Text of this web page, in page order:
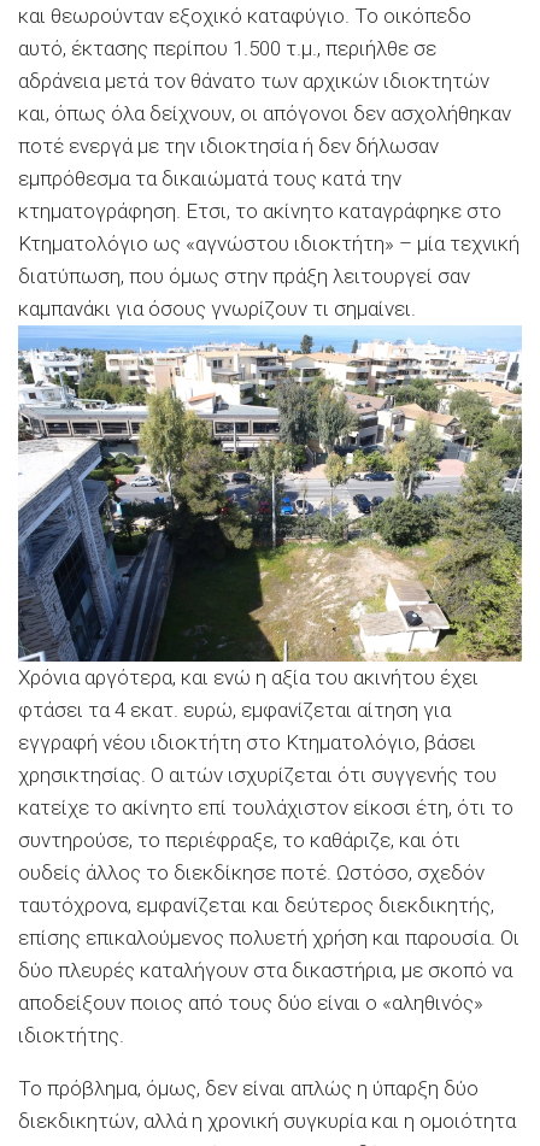
και θεωρούνταν εξοχικό καταφύγιο. Το οικόπεδο
αυτό, έκτασης περίπου 1.500 τ.μ., περιήλθε σε
αδράνεια μετά τον θάνατο των αρχικών ιδιοκτητών
και, όπως όλα δείχνουν, οι απόγονοι δεν ασχολήθηκαν
ποτέ ενεργά με την ιδιοκτησία ή δεν δήλωσαν
εμπρόθεσμα τα δικαιώματά τους κατά την
κτηματογράφηση. Ετσι, το ακίνητο καταγράφηκε στο
Κτηματολόγιο ως «αγνώστου ιδιοκτήτη» – μία τεχνική
διατύπωση, που όμως στην πράξη λειτουργεί σαν
καμπανάκι για όσους γνωρίζουν τι σημαίνει.
Χρόνια αργότερα, και ενώ η αξία του ακινήτου έχει
φτάσει τα 4 εκατ. ευρώ, εμφανίζεται αίτηση για
εγγραφή νέου ιδιοκτήτη στο Κτηματολόγιο, βάσει
χρησικτησίας. Ο αιτών ισχυρίζεται ότι συγγενής του
κατείχε το ακίνητο επί τουλάχιστον είκοσι έτη, ότι το
συντηρούσε, το περιέφραξε, το καθάριζε, και ότι
ουδείς άλλος το διεκδίκησε ποτέ. Ωστόσο, σχεδόν
ταυτόχρονα, εμφανίζεται και δεύτερος διεκδικητής,
επίσης επικαλούμενος πολυετή χρήση και παρουσία. Οι
δύο πλευρές καταλήγουν στα δικαστήρια, με σκοπό να
αποδείξουν ποιος από τους δύο είναι ο «αληθινός»
ιδιοκτήτης.
Το πρόβλημα, όμως, δεν είναι απλώς η ύπαρξη δύο
διεκδικητών, αλλά η χρονική συγκυρία και η ομοιότητα